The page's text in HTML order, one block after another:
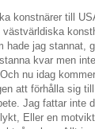
konstnärer till
hade jag stannat,
kvar men
nu idag
att förhålla sig
Jag fattar inte
Eller en